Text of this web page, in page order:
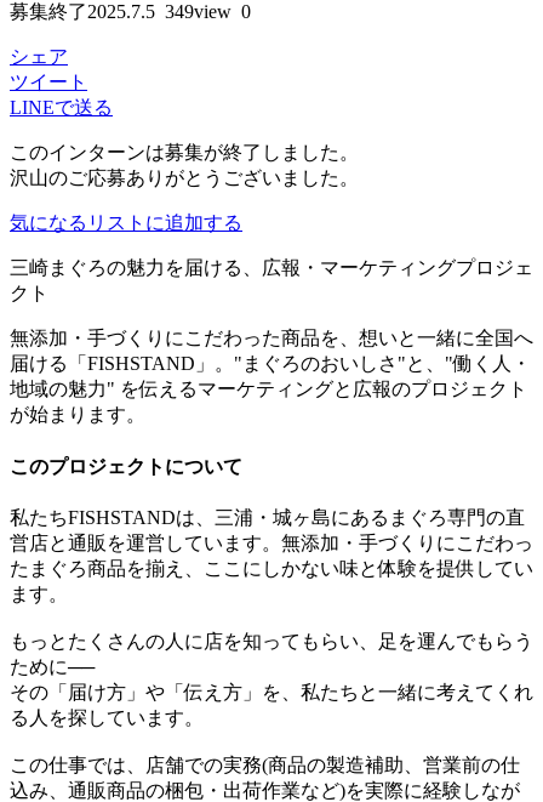
募集終了2025.7.5 349view 0
シェア
ツイート
LINEで送る
このインターンは募集が終了しました。
沢山のご応募ありがとうございました。
気になるリストに追加する
三崎まぐろの魅力を届ける、広報・マーケティングプロジェ
クト
無添加・手づくりにこだわった商品を、想いと一緒に全国へ
届ける「FISHSTAND」。"まぐろのおいしさ"と、"働く人・
地域の魅力" を伝えるマーケティングと広報のプロジェクト
が始まります。
このプロジェクトについて
私たちFISHSTANDは、三浦・城ヶ島にあるまぐろ専門の直
営店と通販を運営しています。無添加・手づくりにこだわっ
たまぐろ商品を揃え、ここにしかない味と体験を提供してい
ます。
もっとたくさんの人に店を知ってもらい、足を運んでもらう
ために──
その「届け方」や「伝え方」を、私たちと一緒に考えてくれ
る人を探しています。
この仕事では、店舗での実務(商品の製造補助、営業前の仕
込み、通販商品の梱包・出荷作業など)を実際に経験しなが